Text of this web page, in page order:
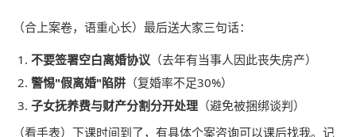
（合上案卷，语重心长）最后送大家三句话：
不要签署空白离婚协议 （去年有当事人因此丧失房产）
警惕"假离婚"陷阱（复婚率不足30%）
子女抚养费与财产分割分开处理（避免被捆绑谈判）
（看手表）下课时间到了，有具体个案咨询可以课后找我。记